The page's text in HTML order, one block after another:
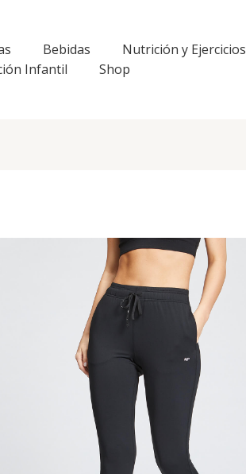
Bebidas Nutrición y Ejercicios
Infantil
Shop